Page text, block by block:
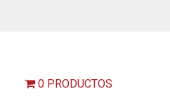
0 PRODUCTOS